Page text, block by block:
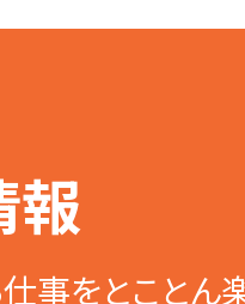
報
事をとことん